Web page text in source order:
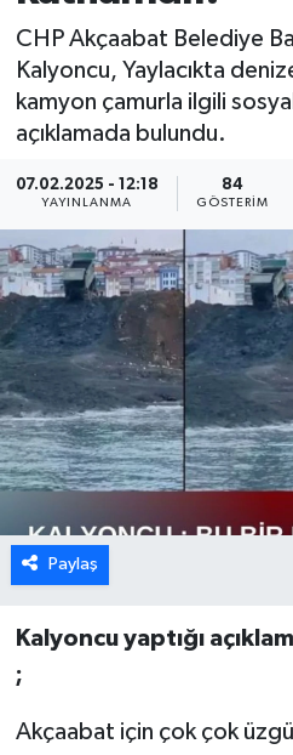
CHP Akçaabat Belediye
Kalyoncu, Yaylacıkta
kamyon çamurla ilgili
açıklamada bulundu.
07.02.2025 - 12:18
YAYINLANMA
84
GÖSTERIM
Paylaş
Kalyoncu yaptığı
;
Akçaabat için çok çok